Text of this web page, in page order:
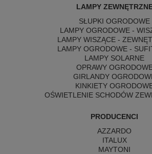
LAMPY
SŁUPKI OGRODOWE
LAMPY OGRODOWE -
LAMPY WISZĄCE -
LAMPY OGRODOWE -
LAMPY SOLARNE
OPRAWY
GIRLANDY
KINKIETY
OŚWIETLENIE SCHODÓW
PRODUCENCI
AZZARDO
ITALUX
MAYTONI